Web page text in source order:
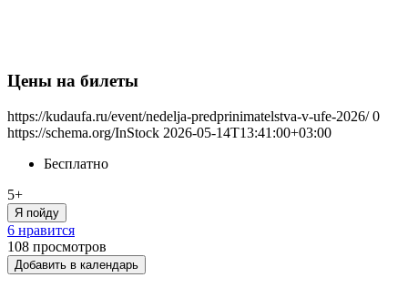
Цены на билеты
https://kudaufa.ru/event/nedelja-predprinimatelstva-v-ufe-2026/ 0
https://schema.org/InStock 2026-05-14T13:41:00+03:00
Бесплатно
5+
Я пойду
6 нравится
108 просмотров
Добавить в календарь